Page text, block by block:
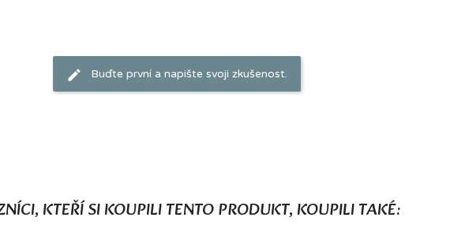
Buďte první a napište svoji zkušenost.
KTEŘÍ SI KOUPILI TENTO PRODUKT, KOUPILI TAKÉ: